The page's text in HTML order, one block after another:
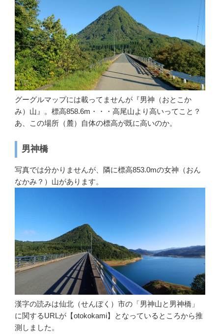
グーグルマップには載ってませんが『男神（おとこか
み）山』。標高858.6m・・・高尾山より高いってこと？
あ、この場所（麓）自体の標高が既に高いのか。
男神橋
写真では分かりませんが、隣に標高853.0mの女神（おん
なかみ？）山があります。
漢字の読みは仙北（せんぼく）市の「男神山と男神橋」
に関するURLが【otokokami】となっているところから推
測しました。